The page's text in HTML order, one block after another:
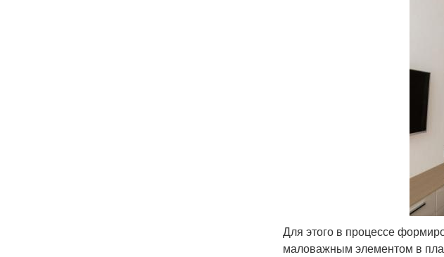
Для этого в процессе
маловажным элементом в